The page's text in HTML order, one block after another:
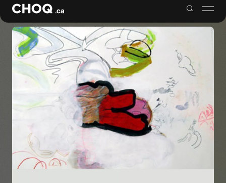
Balados
Reportages
Palmarès
À propos
S'impliquer